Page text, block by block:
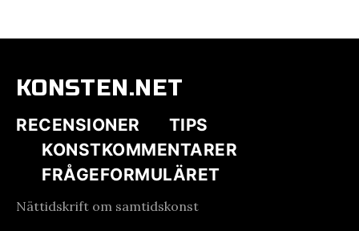
KONSTEN.NET
RECENSIONER
TIPS
KONSTKOMMENTARER
FRÅGEFORMULÄRET
Nättidskrift om samtidskonst